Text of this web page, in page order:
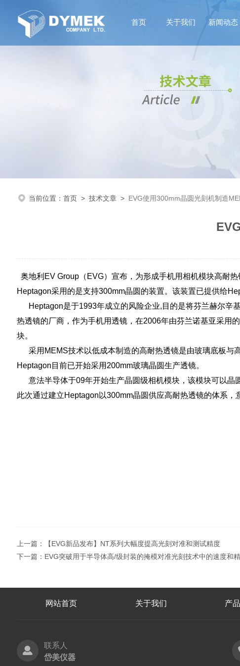
首页 关于我们 新闻动态
当前位置： 首页> 技术文章> EVG使用300mm晶圆光刻机制造
奥地利 EV Group（ EVG）宣布，为形成手机用相机模块高耐热
Heptagon采用的是支持300mm晶圆的装置。该装置已提供给
Heptagon是于1993年成立的风险企业, 目的是将芬兰赫尔辛
热透镜的厂商，作为手机用透镜，在2006年由芬兰诺基亚采用
块。
采用 MEMS技术以低成本制造的高耐热透镜是由玻璃底板与
Heptagon 目前已开始采用 200mm玻璃晶圆生产透镜。
意法半导体于09年开始生产晶圆级相机模块，该模块可以晶
此次通过建立Heptagon 以300mm晶圆供应高耐热透镜的体系，
上一篇：
【EVG新品发布】NT系列大幅度提高光刻对准和测试精度
下一篇： EVG突破用于半导体高/级封装的掩模对准光刻技术中的速度和
网站首页 关于我们 产
联系人
岱美仪器